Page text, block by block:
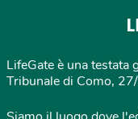
LifeGate è una
Tribunale di Como,